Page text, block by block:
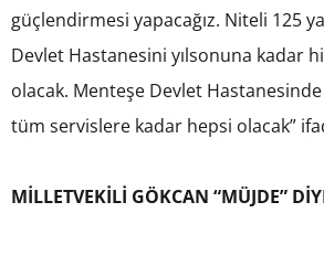
güçlendirmesi yapacağız. Niteli 125
Devlet Hastanesini yılsonuna kadar
olacak. Menteşe Devlet
tüm servislere kadar hepsi olacak”
MİLLETVEKİLİ GÖKCAN “MÜJDE”